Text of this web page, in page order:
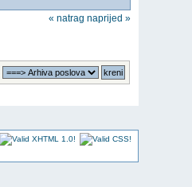
« natrag naprijed »